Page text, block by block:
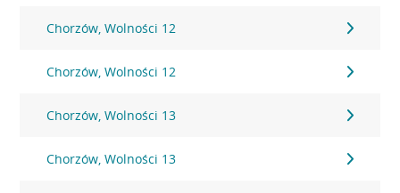
Chorzów, Wolności 12
Chorzów, Wolności 12
Chorzów, Wolności 13
Chorzów, Wolności 13